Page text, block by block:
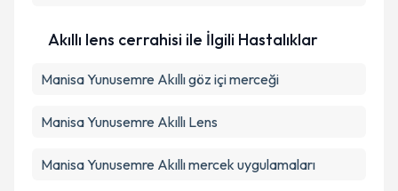
Akıllı lens cerrahisi ile İlgili Hastalıklar
Manisa Yunusemre Akıllı göz içi merceği
Manisa Yunusemre Akıllı Lens
Manisa Yunusemre Akıllı mercek uygulamaları